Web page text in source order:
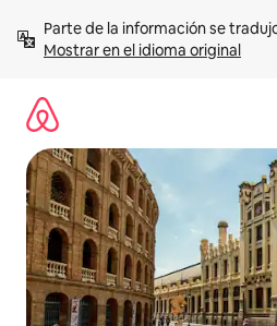
contenidoMostrar en el idioma original